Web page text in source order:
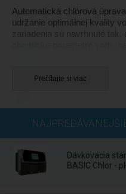
Automatická chlórová
udržanie optimálnej kvality
zariadenia sú navrhnuté
manuálneho zásahu majiteľa
bazénovej chémie sledujú,
hodnota pH je kľúčovým
začervenanie očí a
techniky. Automatický
pH hodnotu a následne
Prečítajte si viac
Dávkovacia
BASIC Chlor - pH